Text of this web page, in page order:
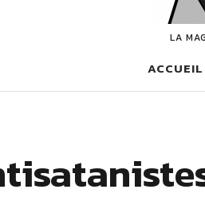
LA
ACCUEIL